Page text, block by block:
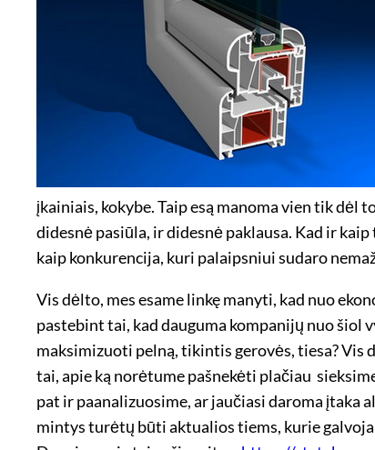
įkainiais, kokybe. Taip esą manoma vien tik dėl
didesnė pasiūla, ir didesnė paklausa. Kad ir
kaip konkurencija, kuri palaipsniui sudaro
Vis dėlto, mes esame linkę manyti, kad nuo
pastebint tai, kad dauguma kompanijų nuo
maksimizuoti pelną, tikintis gerovės, tiesa?
tai, apie ką norėtume pašnekėti plačiau
pat ir paanalizuosime, ar jaučiasi daroma įtaka
mintys turėtų būti aktualios tiems, kurie